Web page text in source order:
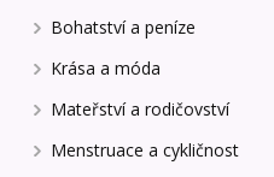
Bohatství a peníze
Krása a móda
Mateřství a rodičovství
Menstruace a cykličnost